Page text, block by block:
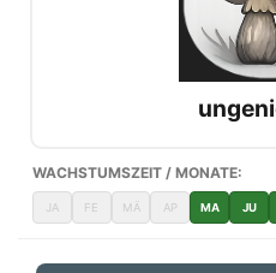
WACHSTUMSZEIT / MONATE:
JA FE MÄ AP MA JU